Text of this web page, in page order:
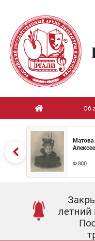
Об
Матова
Ф.800
летний